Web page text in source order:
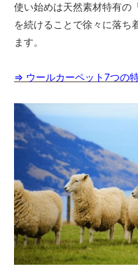
使い始めは天然素材特有の
を続けることで徐々に落ち
ます。
⇒ ウールカーペット7つの